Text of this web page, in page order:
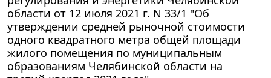
области от 12 июля 2021 г. N 33/1 "Об
утверждении средней рыночной стоимости
одного квадратного метра общей площади
жилого помещения по муниципальным
образованиям Челябинской области на